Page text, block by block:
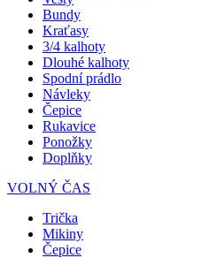
Bundy
Kraťasy
3/4 kalhoty
Dlouhé kalhoty
Spodní prádlo
Návleky
Čepice
Rukavice
Ponožky
Doplňky
VOLNÝ ČAS
Trička
Mikiny
Čepice